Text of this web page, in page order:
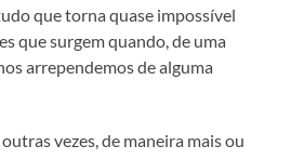
que torna quase impossível
que surgem quando, de uma
arrependemos de alguma
vezes, de maneira mais ou